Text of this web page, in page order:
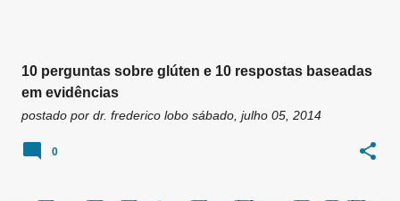
10 perguntas sobre glúten e 10 respostas baseadas
em evidências
postado por dr. frederico lobo sábado, julho 05, 2014
0